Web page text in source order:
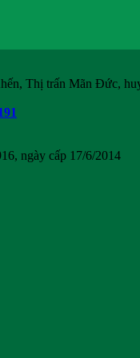
Thị trấn Mãn Đức,
ngày cấp 17/6/2014